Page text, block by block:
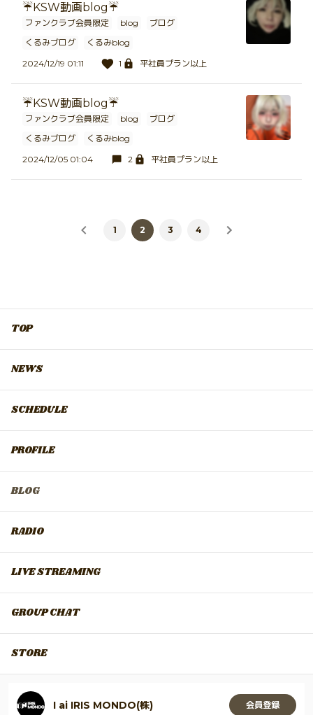
☔️KSW動画blog☔️
ファンクラブ会員限定 blog
ブログ
くるみブログ
くるみblog
2024/12/19 01:11
1 平社員プラン以上
☔️KSW動画blog☔️
ファンクラブ会員限定 blog
ブログ
くるみブログ
くるみblog
2024/12/05 01:04
2 平社員プラン以上
1 2 3 4
TOP
NEWS
SCHEDULE
PROFILE
BLOG
RADIO
LIVE STREAMING
GROUP CHAT
STORE
I ai IRIS MONDO(株) 会員登録